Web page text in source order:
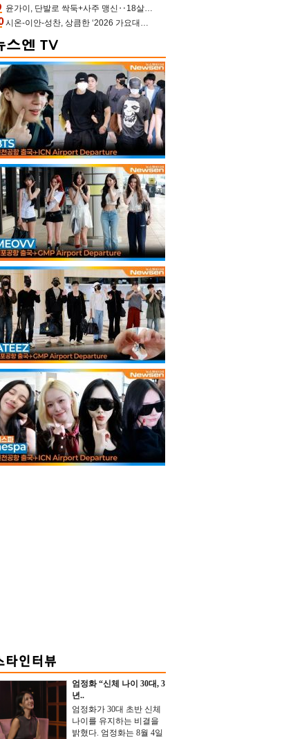
윤가이, 단발로 싹둑+사주 맹신‥18살 연상 ♥장기하 반한 엉뚱·열정 매력(전참시)
시온-이안-성찬, 상큼한 ‘2026 가요대전 썸머’ MC [포토엔HD]
엄정화 “신체 나이 30대, 3
년..
엄정화가 30대 초반 신체
나이를 유지하는 비결을
밝혔다. 엄정화는 8월 4일